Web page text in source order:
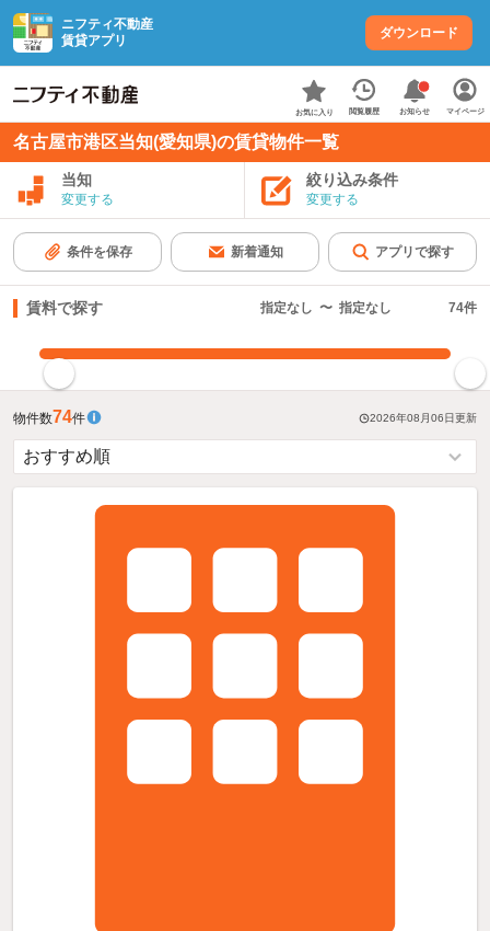
ニフティ不動産
賃貸アプリ
ダウンロード
お気に入り 閲覧履歴 お知らせ マイページ
名古屋市港区当知(愛知県)の賃貸物件一覧
当知
変更する
絞り込み条件
変更する
条件を保存 新着通知 アプリで探す
賃料で探す 指定なし 〜 指定なし 74件
物件数74件 2026年08月06日更新